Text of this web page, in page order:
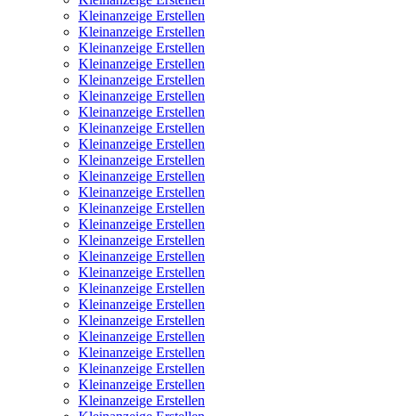
Kleinanzeige Erstellen
Kleinanzeige Erstellen
Kleinanzeige Erstellen
Kleinanzeige Erstellen
Kleinanzeige Erstellen
Kleinanzeige Erstellen
Kleinanzeige Erstellen
Kleinanzeige Erstellen
Kleinanzeige Erstellen
Kleinanzeige Erstellen
Kleinanzeige Erstellen
Kleinanzeige Erstellen
Kleinanzeige Erstellen
Kleinanzeige Erstellen
Kleinanzeige Erstellen
Kleinanzeige Erstellen
Kleinanzeige Erstellen
Kleinanzeige Erstellen
Kleinanzeige Erstellen
Kleinanzeige Erstellen
Kleinanzeige Erstellen
Kleinanzeige Erstellen
Kleinanzeige Erstellen
Kleinanzeige Erstellen
Kleinanzeige Erstellen